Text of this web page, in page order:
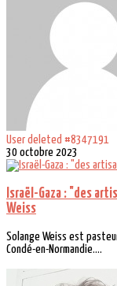
User deleted #8347191
30 octobre 2023
Israël-Gaza : "des
Weiss
Solange Weiss est
Condé-en-Normandie....